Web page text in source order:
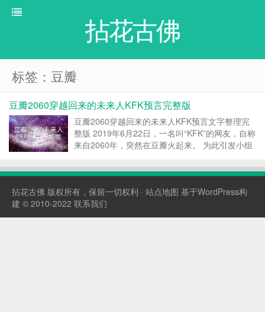
拈花古佛
标签：豆瓣
豆瓣2060穿越回来的未来人KFK预言完整版
豆瓣2060穿越回来的未来人KFK预言文字整理完
整版 2019年6月22日，一名叫“KFK”的网友，自称
来自2060年，突然在豆瓣火起来。 为此引发小组
双方唇枪舌战，谁也不信谁，最后都上人身攻击
拈花古佛 版权所有，保留一切权利 · 站点地图 基于WordPress构
建 © 2010-2022 联系我们